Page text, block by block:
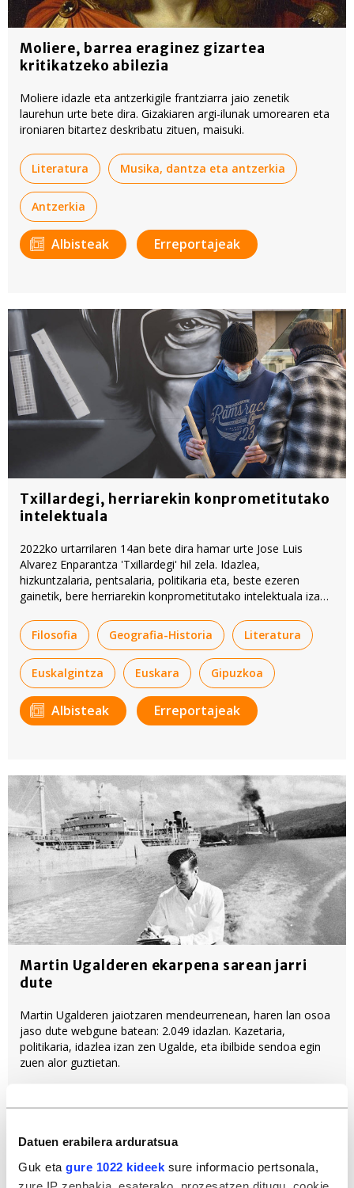
Datuen erabilera arduratsua
Guk eta gure 1022 kideek sure informacio pertsonala,
zure IP zenbakia, esaterako, prozesatzen ditugu, cookie
Moliere, barrea eraginez gizartea
kritikatzeko abilezia
Moliere idazle eta antzerkigile frantziarra jaio zenetik
laurehun urte bete dira. Gizakiaren argi-ilunak umorearen eta
ironiaren bitartez deskribatu zituen, maisuki.
Literatura Musika, dantza eta antzerkia
Antzerkia
Albisteak Erreportajeak
Txillardegi, herriarekin konprometitutako
intelektuala
2022ko urtarrilaren 14an bete dira hamar urte Jose Luis
Alvarez Enparantza 'Txillardegi' hil zela. Idazlea,
hizkuntzalaria, pentsalaria, politikaria eta, beste ezeren
gainetik, bere herriarekin konprometitutako intelektuala izan
Filosofia
Geografia-Historia Literatura
Euskalgintza Euskara Gipuzkoa
Albisteak Erreportajeak
Martin Ugalderen ekarpena sarean jarri
dute
Martin Ugalderen jaiotzaren mendeurrenean, haren lan osoa
jaso dute webgune batean: 2.049 idazlan. Kazetaria,
politikaria, idazlea izan zen Ugalde, eta ibilbide sendoa egin
zuen alor guztietan.
Euskal prentsa Euskalgintza
Albisteak Bideoak